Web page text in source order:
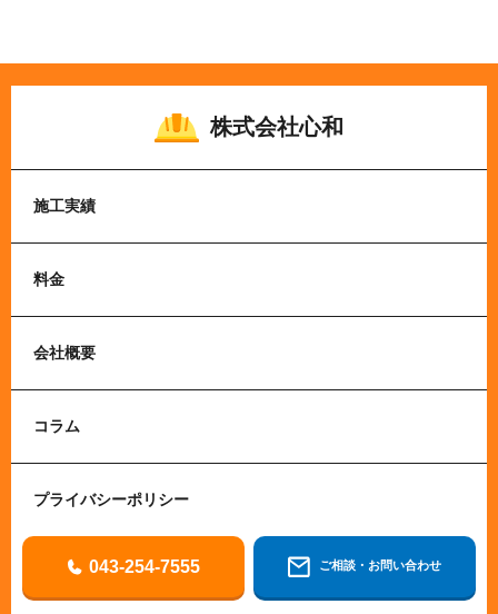
株式会社心和
施工実績
料金
会社概要
コラム
プライバシーポリシー
043-254-7555 ご相談・お問い合わせ